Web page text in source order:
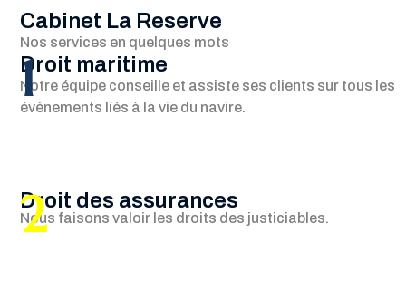
Cabinet La Reserve
Nos services en quelques mots
Droit maritime
Notre équipe conseille et assiste ses clients sur tous les
évènements liés à la vie du navire.
1
Droit des assurances
Nous faisons valoir les droits des justiciables.
2